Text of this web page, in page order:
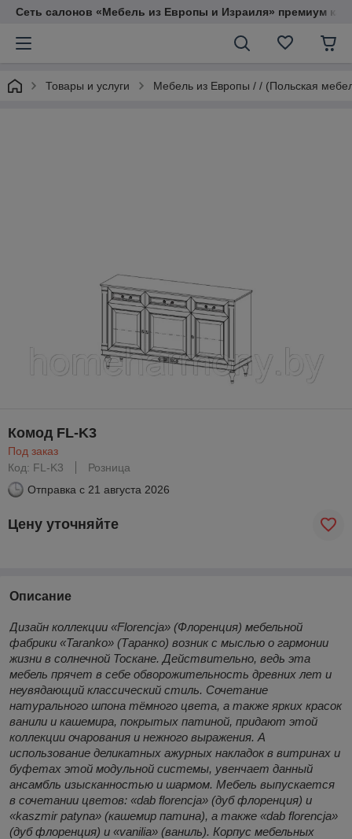
Сеть салонов «Мебель из Европы и Израиля» премиум
Товары и услуги Мебель из Европы / / (Польская
Комод FL-K3
Под заказ
Код: FL-K3
Розница
Отправка с 21 августа 2026
Цену уточняйте
Описание
Дизайн коллекции «Florencja» (Флоренция) мебельной
фабрики «Taranko» (Таранко) возник с мыслью о гармонии
жизни в солнечной Тоскане. Действительно, ведь эта
мебель прячет в себе обворожительность древних лет и
неувядающий классический стиль. Сочетание
натурального шпона тёмного цвета, а также ярких красок
ванили и кашемира, покрытых патиной, придают этой
коллекции очарования и нежного выражения. А
использование деликатных ажурных накладок в витринах и
буфетах этой модульной системы, увенчает данный
ансамбль изысканностью и шармом. Мебель выпускается
в сочетании цветов: «dab florencja» (дуб флоренция) и
«kaszmir patyna» (кашемир патина), а также «dab florencja»
(дуб флоренция) и «vanilia» (ваниль). Корпус мебельных